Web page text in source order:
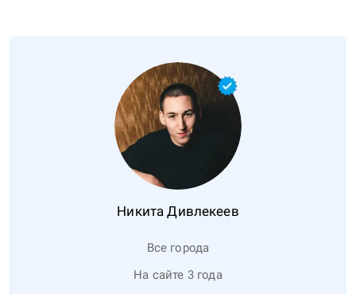
Никита Дивлекеев
Все города
На сайте 3 года